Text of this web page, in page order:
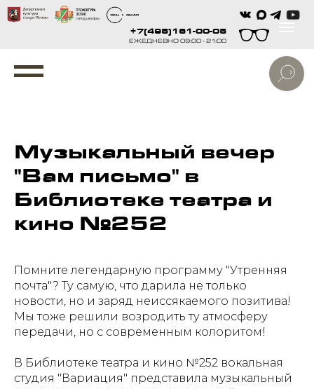
+7(495)161-00-05
ЕЖЕДНЕВНО 09:00 - 21:00
Музыкальный вечер
"Вам письмо" в
Библиотеке театра и
кино №252
Помните легендарную программу "Утренняя
почта"? Ту самую, что дарила не только
новости, но и заряд неиссякаемого позитива!
Мы тоже решили возродить ту атмосферу
передачи, но с современным колоритом!
В Библиотеке театра и кино №252 вокальная
студия "Вариация" представила музыкальный